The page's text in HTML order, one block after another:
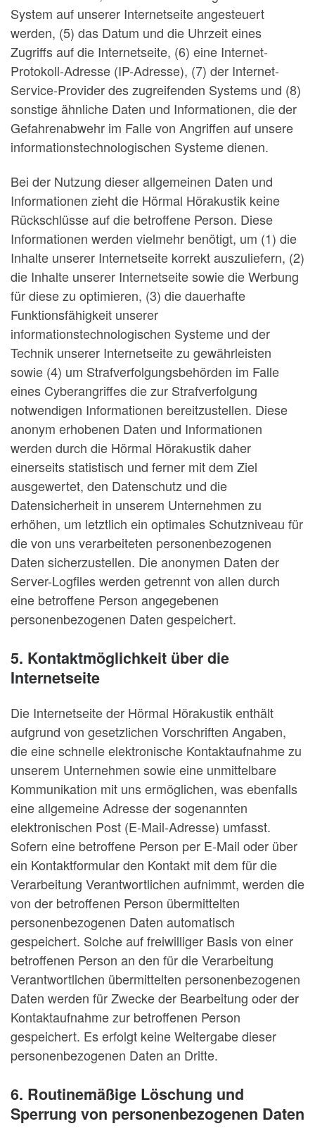
System auf unserer Internetseite angesteuert
werden, (5) das Datum und die Uhrzeit eines
Zugriffs auf die Internetseite, (6) eine Internet-
Protokoll-Adresse (IP-Adresse), (7) der Internet-
Service-Provider des zugreifenden Systems und (8)
sonstige ähnliche Daten und Informationen, die der
Gefahrenabwehr im Falle von Angriffen auf unsere
informationstechnologischen Systeme dienen.
Bei der Nutzung dieser allgemeinen Daten und
Informationen zieht die Hörmal Hörakustik keine
Rückschlüsse auf die betroffene Person. Diese
Informationen werden vielmehr benötigt, um (1) die
Inhalte unserer Internetseite korrekt auszuliefern, (2)
die Inhalte unserer Internetseite sowie die Werbung
für diese zu optimieren, (3) die dauerhafte
Funktionsfähigkeit unserer
informationstechnologischen Systeme und der
Technik unserer Internetseite zu gewährleisten
sowie (4) um Strafverfolgungsbehörden im Falle
eines Cyberangriffes die zur Strafverfolgung
notwendigen Informationen bereitzustellen. Diese
anonym erhobenen Daten und Informationen
werden durch die Hörmal Hörakustik daher
einerseits statistisch und ferner mit dem Ziel
ausgewertet, den Datenschutz und die
Datensicherheit in unserem Unternehmen zu
erhöhen, um letztlich ein optimales Schutzniveau für
die von uns verarbeiteten personenbezogenen
Daten sicherzustellen. Die anonymen Daten der
Server-Logfiles werden getrennt von allen durch
eine betroffene Person angegebenen
personenbezogenen Daten gespeichert.
5. Kontaktmöglichkeit über die
Internetseite
Die Internetseite der Hörmal Hörakustik enthält
aufgrund von gesetzlichen Vorschriften Angaben,
die eine schnelle elektronische Kontaktaufnahme zu
unserem Unternehmen sowie eine unmittelbare
Kommunikation mit uns ermöglichen, was ebenfalls
eine allgemeine Adresse der sogenannten
elektronischen Post (E-Mail-Adresse) umfasst.
Sofern eine betroffene Person per E-Mail oder über
ein Kontaktformular den Kontakt mit dem für die
Verarbeitung Verantwortlichen aufnimmt, werden die
von der betroffenen Person übermittelten
personenbezogenen Daten automatisch
gespeichert. Solche auf freiwilliger Basis von einer
betroffenen Person an den für die Verarbeitung
Verantwortlichen übermittelten personenbezogenen
Daten werden für Zwecke der Bearbeitung oder der
Kontaktaufnahme zur betroffenen Person
gespeichert. Es erfolgt keine Weitergabe dieser
personenbezogenen Daten an Dritte.
6. Routinemäßige Löschung und
Sperrung von personenbezogenen Daten